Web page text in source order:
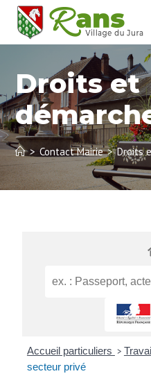
Droits et
> Contact Mairie > Droits
Accueil particuliers >
secteur privé